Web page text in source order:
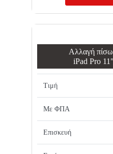
Αλλαγή
iPad Pro
Τιμή
Με ΦΠΑ
Επισκευή